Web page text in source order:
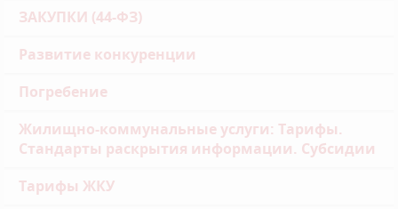
ЗАКУПКИ (44-ФЗ)
Развитие конкуренции
Погребение
Жилищно-коммунальные услуги: Тарифы.
Стандарты раскрытия информации. Субсидии
Тарифы ЖКУ